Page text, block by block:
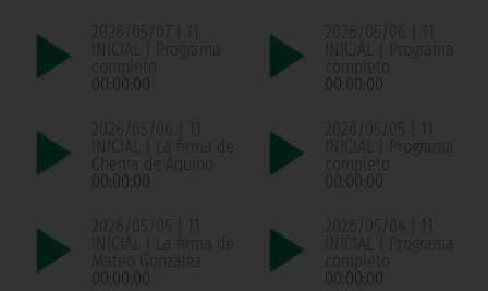
2026/05/07 | 11
INICIAL | Programa
completo
00:00:00
2026/05/06 | 11
INICIAL | Programa
completo
00:00:00
2026/05/06 | 11
INICIAL | La firma de
Chema de Aquino
00:00:00
2026/05/05 | 11
INICIAL | Programa
completo
00:00:00
2026/05/05 | 11
INICIAL | La firma de
Mateo González
00:00:00
2026/05/04 | 11
INICIAL | Programa
completo
00:00:00